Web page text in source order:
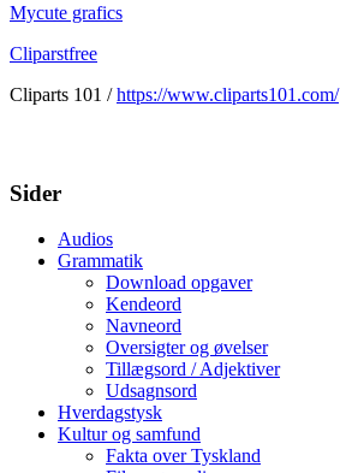
Mycute grafics
Cliparstfree
Cliparts 101 /https://www.cliparts101.com/
Sider
Audios
Grammatik
Download opgaver
Kendeord
Navneord
Oversigter og øvelser
Tillægsord / Adjektiver
Udsagnsord
Hverdagstysk
Kultur og samfund
Fakta over Tyskland